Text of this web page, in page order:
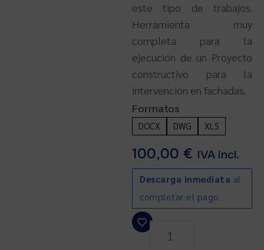
este tipo de trabajos.
Herramienta muy
completa para la
ejecución de un Proyecto
constructivo para la
intervención en fachadas.
Formatos
DOCX DWG XLS
100,00 € IVA incl.
Descarga inmediata al
completar el pago